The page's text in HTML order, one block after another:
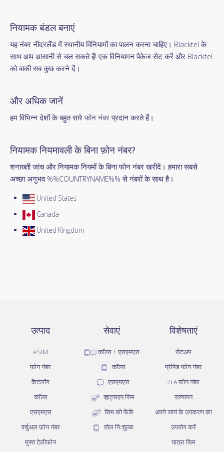
नियामक बंडल बनाएं
यह नंबर नीदरलैंड में स्थानीय विनियामों का पालन करना चाहिए। Blacktel के
साथ आप आसानी से चल सकते हैं! एक विनियामन पैकेज सेट करें और Blacktel
को बाकी सब कुछ करने दें।
और अधिक जानें
हम विभिन्न देशों के बहुत सारे फोन नंबरप्रदान करते हैं।
नियामक नियमावली के बिना फ़ोन नंबर?
शनाख्ती जांच और नियामक नियमों के बिना फोन नंबर खरीदें। हमारा सबसे
अच्छा अनुभव %%COUNTRYNAME%% से नंबरों के साथ है।
United States
Canada
United Kingdom
उत्पाद
eSIM
फ़ोन नंबर
कैटलॉग
कॉल्स
एसएमएस
वर्चुअल फ़ोन नंबर
मुफ्त टेलीफोन
सेवाएं
कॉल्स + एसएमएस
कॉल्स
एसएमएस
व्हाट्सएप सिम
सिम को फेंकें
तोल निःशुल्क
विशेषताएं
सेटअप
प्रीपेड फ़ोन नंबर
2FA फ़ोन नंबर
सत्यापन
अपने स्वयं के उपकरण का
उपयोग करें
यात्रा सिम